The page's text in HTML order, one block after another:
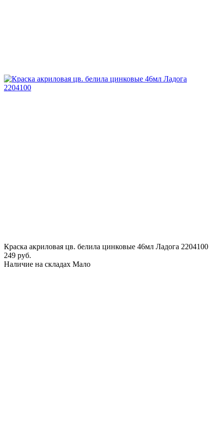
Краска акриловая цв. белила цинковые 46мл Ладога 2204100
249 руб.
Наличие на складах Мало